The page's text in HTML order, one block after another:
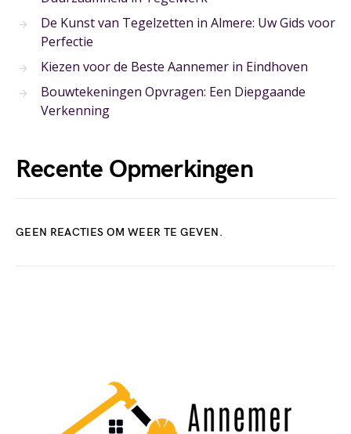
De Kunst van Tegelzetten in Almere: Uw Gids voor
Perfectie
Kiezen voor de Beste Aannemer in Eindhoven
Bouwtekeningen Opvragen: Een Diepgaande
Verkenning
Recente Opmerkingen
GEEN REACTIES OM WEER TE GEVEN.